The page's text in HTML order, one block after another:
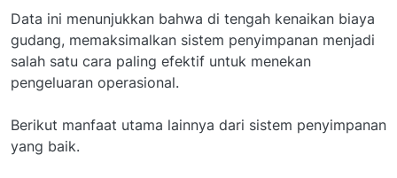
Data ini menunjukkan bahwa di tengah kenaikan biaya
gudang, memaksimalkan sistem penyimpanan menjadi
salah satu cara paling efektif untuk menekan
pengeluaran operasional.
Berikut manfaat utama lainnya dari sistem penyimpanan
yang baik.